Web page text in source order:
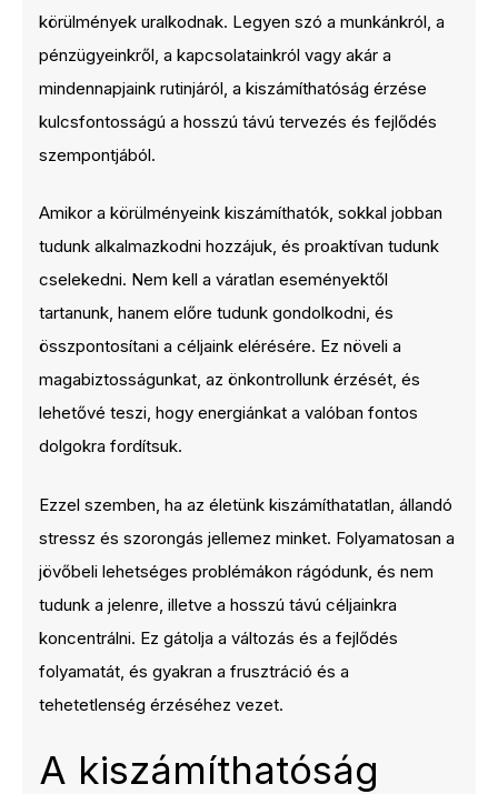
körülmények uralkodnak. Legyen szó a munkánkról, a
pénzügyeinkről, a kapcsolatainkról vagy akár a
mindennapjaink rutinjáról, a kiszámíthatóság érzése
kulcsfontosságú a hosszú távú tervezés és fejlődés
szempontjából.
Amikor a körülményeink kiszámíthatók, sokkal jobban
tudunk alkalmazkodni hozzájuk, és proaktívan tudunk
cselekedni. Nem kell a váratlan eseményektől
tartanunk, hanem előre tudunk gondolkodni, és
összpontosítani a céljaink elérésére. Ez növeli a
magabiztosságunkat, az önkontrollunk érzését, és
lehetővé teszi, hogy energiánkat a valóban fontos
dolgokra fordítsuk.
Ezzel szemben, ha az életünk kiszámíthatatlan, állandó
stressz és szorongás jellemez minket. Folyamatosan a
jövőbeli lehetséges problémákon rágódunk, és nem
tudunk a jelenre, illetve a hosszú távú céljainkra
koncentrálni. Ez gátolja a változás és a fejlődés
folyamatát, és gyakran a frusztráció és a
tehetetlenség érzéséhez vezet.
A kiszámíthatóság